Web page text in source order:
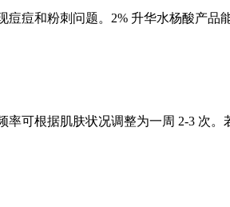
痘和粉刺问题。 2% 升华水杨酸产品
可根据肌肤状况调整为一周 2-3 次。